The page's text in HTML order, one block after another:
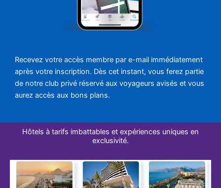
Recevez votre accès membre par e-mail immédiatement
après votre inscription. Dès cet instant, vous ferez partie
de notre club privé réservé aux voyageurs avisés et vous
aurez accès aux bons plans.
Hôtels à tarifs imbattables et expériences uniques en
exclusivité.